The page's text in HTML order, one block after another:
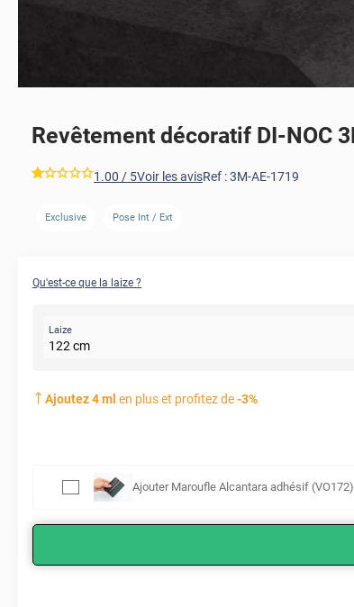
Revêtement décoratif DI-NOC
***** 1.00 / 5Voir les avisRef :3M-AE-1719
Exclusive Pose Int / Ext
Qu'est-ce que la laize ?
Laize
122cm
Ajoutez4ml en plus et profitez de-3%
Ajouter Maroufle Alcantara adhésif (VO172)